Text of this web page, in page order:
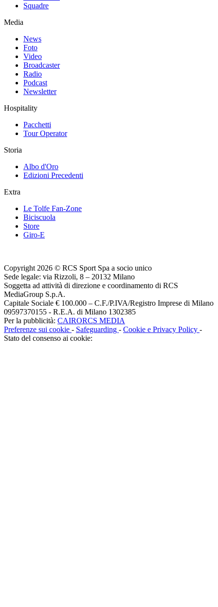
Squadre
Media
News
Foto
Video
Broadcaster
Radio
Podcast
Newsletter
Hospitality
Pacchetti
Tour Operator
Storia
Albo d'Oro
Edizioni Precedenti
Extra
Le Tolfe Fan-Zone
Biciscuola
Store
Giro-E
Copyright 2026 © RCS Sport Spa a socio unico
Sede legale: via Rizzoli, 8 – 20132 Milano
Soggetta ad attività di direzione e coordinamento di RCS
MediaGroup S.p.A.
Capitale Sociale € 100.000 – C.F./P.IVA/Registro Imprese di Milano
09597370155 - R.E.A. di Milano 1302385
Per la pubblicità: CAIRORCS MEDIA
Preferenze sui cookie - Safeguarding - Cookie e Privacy Policy -
Stato del consenso ai cookie: